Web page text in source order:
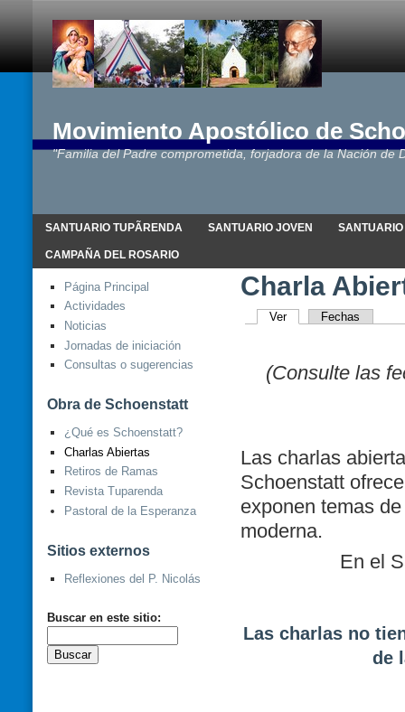
Movimiento Apostólico de
"Familia del Padre comprometida, forjadora de la Nación de
SANTUARIO TUPÃRENDA SANTUARIO JOVEN
CAMPAÑA DEL ROSARIO
Página Principal
Actividades
Noticias
Jornadas de iniciación
Consultas o sugerencias
Obra de Schoenstatt
¿Qué es Schoenstatt?
Charlas Abiertas
Retiros de Ramas
Revista Tuparenda
Pastoral de la Esperanza
Sitios externos
Reflexiones del P. Nicolás
Buscar en este sitio:
Charla
Ver Fechas
(Consulte las
Las charlas
Schoenstatt
exponen temas
moderna.
En el
Las charlas no
de